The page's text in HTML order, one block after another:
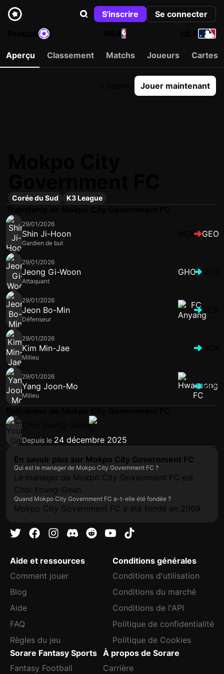
S'inscrire
Se connecter
NBA
Aperçu Classement Matchs Joueurs Cartes
Jouer maintenant
Corée du Sud K3 League
29/01/2026
Shin Ji-Hoon
Gardien de but
MOK GEO
29/01/2026
Jeong Gi-Woon
Attaquant
GHC
29/01/2026
Jeon Bo-Min
Défenseur
29/01/2026
Kim Min-Jae
Milieu
29/01/2026
Yang Joon-Mo
Milieu
MOK
Depuis le 24 décembre 2025
En savoir plus sur Mokpo City Government FC
Qui est le manager de Mokpo City Government FC ?
Le manager de Mokpo City Government FC est
Choi Young-Geun.
Quand Mokpo City Government FC a-t-elle été fondée ?
Mokpo City Government FC a été fondé en 2009.
Aide et ressources
Comment jouer
Blog
Aide
FAQ
Règles du jeu
Conditions générales
Conditions d'utilisation
Conditions du marché
Conditions de l'API
Politique de confidentialité
Politique de Cookies
Sorare Fantasy Sports
Fantasy Football
À propos de Sorare
Carrière